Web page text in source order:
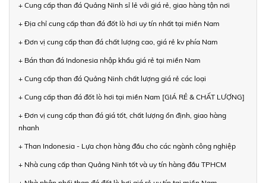
+ Cung cấp than đá Quảng Ninh sỉ lẻ với giá rẻ, giao hàng tận nơi
+ Địa chỉ cung cấp than đá đốt lò hơi uy tín nhất tại miền Nam
+ Đơn vị cung cấp than đá chất lượng cao, giá rẻ kv phía Nam
+ Bán than đá Indonesia nhập khẩu giá rẻ tại miền Nam
+ Cung cấp than đá Quảng Ninh chất lượng giá rẻ các loại
+ Cung cấp than đá đốt lò hơi tại miền Nam [GIÁ RẺ & CHẤT LƯỢNG]
+ Đơn vị cung cấp than đá giá tốt, chất lượng ổn định, giao hàng
nhanh
+ Than Indonesia - Lựa chọn hàng đầu cho các ngành công nghiệp
+ Nhà cung cấp than Quảng Ninh tốt và uy tín hàng đầu TPHCM